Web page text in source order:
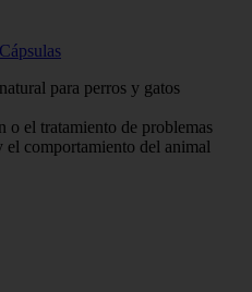
para perros y gatos
o el tratamiento de problemas
el comportamiento del animal